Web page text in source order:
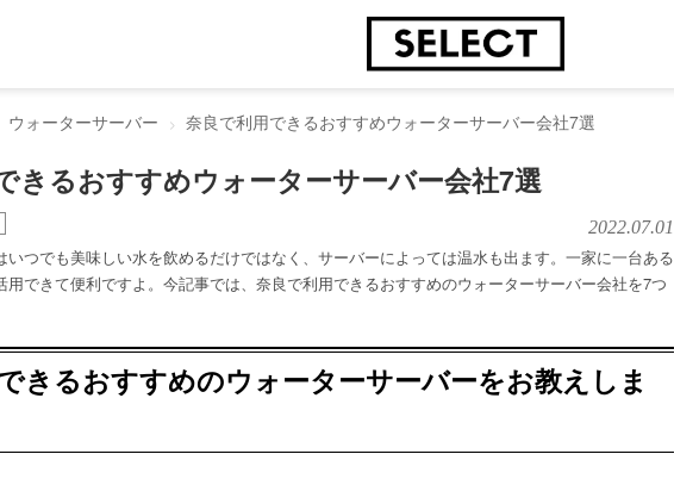
ウォーターサーバー 奈良で利用できるおすすめウォーターサーバー会社7選
きるおすすめウォーターサーバー会社7選
2022.07.01
いつでも美味しい水を飲めるだけではなく、サーバーによっては温水も出ます。一家に一台ある
用できて便利ですよ。今記事では、奈良で利用できるおすすめのウォーターサーバー会社を7つ
きるおすすめのウォーターサーバーをお教えしま